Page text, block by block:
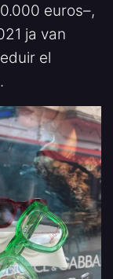
euros–,
ja van
el